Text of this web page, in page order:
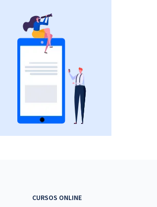
CURSOS ONLINE